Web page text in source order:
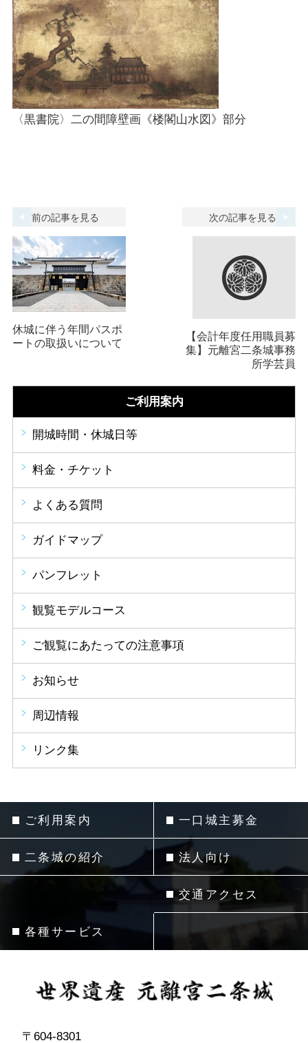
〈黒書院〉二の間障壁画《楼閣山水図》部分
前の記事を見る
休城に伴う年間パスポ
ートの取扱いについて
次の記事を見る
【会計年度任用職員募
集】元離宮二条城事務
所学芸員
ご利用案内
開城時間・休城日等
料金・チケット
よくある質問
ガイドマップ
パンフレット
観覧モデルコース
ご観覧にあたっての注意事項
お知らせ
周辺情報
リンク集
ご利用案内
二条城の紹介
各種サービス
一口城主募金
法人向け
交通アクセス
〒604-8301